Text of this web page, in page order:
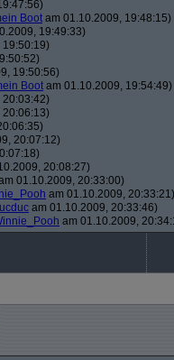
Boot am 01.10.2009, 19:48:15)
19:49:33)
19:50:56)
Boot am 01.10.2009, 19:54:49)
20:07:12)
20:08:27)
01.10.2009, 20:33:00)
am 01.10.2009, 20:33:21)
am 01.10.2009, 20:33:46)
am 01.10.2009,